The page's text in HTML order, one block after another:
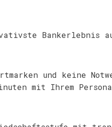
Bankerlebnis
und keine
mit Ihrem